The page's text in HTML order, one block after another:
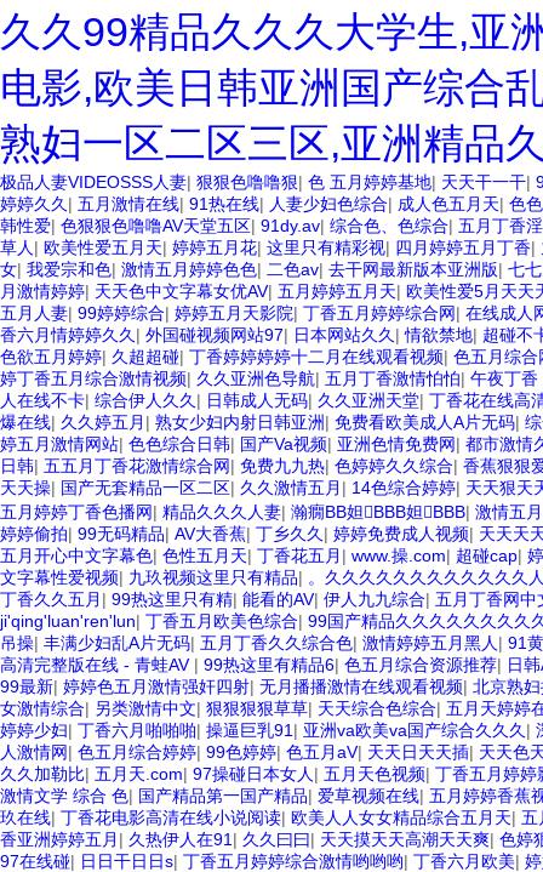
久久99精品久久久大学生,亚
电影,欧美日韩亚洲国产综合
熟妇一区二区三区,亚洲精品
极品人妻VIDEOSSS人妻| 狠狠色噜噜狠| 色 五月婷婷基地| 天天干一干|
婷婷久久 | 五月激情在线| 91热在线| 人妻少妇色综合| 成人色五月天| 色
韩性爱| 色狠狠色噜噜AV天堂五区| 91dy.av| 综合色、色综合| 五月丁香
草人 | 欧美性爱五月天| 婷婷五月花| 这里只有精彩视| 四月婷婷五月丁香|
女| 我爱宗和色| 激情五月婷婷色色| 二色av| 去干网最新版本亚洲版| 七
月激情婷婷| 天天色中文字幕女优AV| 五月婷婷五月天| 欧美性爱5月天天
五月人妻| 99婷婷综合| 婷婷五月天影院| 丁香五月婷婷综合网| 在线成人
香六月情婷婷久久 | 外国碰视频网站97| 日本网站久久 |情欲禁地| 超碰不
色欲五月婷婷| 久超超碰| 丁香婷婷婷婷十二月在线观看视频| 色五月综合
婷丁香五月综合激情视频| 久久亚洲色导航| 五月丁香激情怕怕| 午夜丁香
人在线不卡| 综合伊人久久 | 日韩成人无码| 久久亚洲天堂| 丁香花在线高
爆在线| 久久婷五月 | 熟女少妇内射日韩亚洲| 免费看欧美成人A片无码|
婷五月激情网站| 色色综合日韩| 国产Va视频| 亚洲色情免费网| 都市激情
日韩| 五五月丁香花激情综合网| 免费九九热| 色婷婷久久综合| 香蕉狠狠
天天操| 国产无套精品一区二区| 久久激情五月 | 14色综合婷婷| 天天狠天
五月婷婷丁香色播网| 精品久久久人妻| 瀚癇BB妲BBB妲BBB| 激情五
婷婷偷拍| 99无码精品| AV大香蕉| 丁乡久久 | 婷婷免费成人视频| 天天天
五月开心中文字幕色| 色性五月天| 丁香花五月 | www.操.com| 超碰cap|
文字幕性爱视频| 九玖视频这里只有精品| 。久久久久久久久久久久久久
丁香久久五月 | 99热这里只有精| 能看的AV| 伊人九九综合| 五月丁香网中
ji'qing'luan'ren'lun| 丁香五月欧美色综合| 99国产精品久久久久久久久久
吊操| 丰满少妇乱A片无码| 五月丁香久久综合色| 激情婷婷五月黑人 | 91
高清完整版在线 - 青蛙AV | 99热这里有精品6| 色五月综合资源推荐| 日
99最新| 婷婷色五月激情强奸四射| 无月播播激情在线观看视频| 北京熟
女激情综合| 另类激情中文| 狠狠狠狠草草| 天天综合色综合| 五月天婷婷
婷婷少妇| 丁香六月啪啪啪| 操逼巨乳91 | 亚洲va欧美va国产综合久久久 |
人激情网| 色五月综合婷婷| 99色婷婷| 色五月aV| 天天日天天插| 天天色
久久加勒比| 五月天.com| 97操碰日本女人 | 五月天色视频| 丁香五月婷婷
激情文学 综合 色| 国产精品第一国产精品| 爱草视频在线| 五月婷婷香蕉
玖在线| 丁香花电影高清在线小说阅读| 欧美人人女女精品综合五月天| 五
香亚洲婷婷五月 | 久热伊人在91 | 久久曰曰| 天天摸天天高潮天天爽| 色婷
97在线碰| 日日干日日s| 丁香五月婷婷综合激情哟哟哟| 丁香六月欧美|